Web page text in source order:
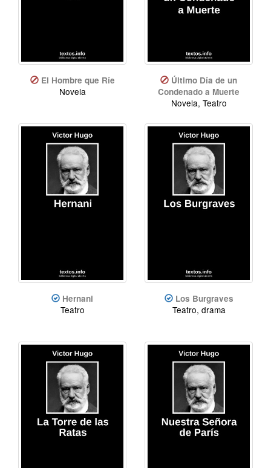
El Hombre que Ríe
Novela
Último Día de un
Condenado a Muerte
Novela, Teatro
Hernani
Teatro
Los Burgraves
Teatro, drama